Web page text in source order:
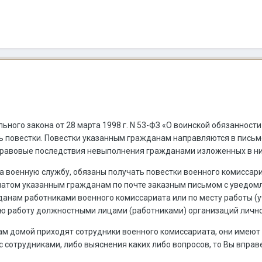
закона от 28 марта 1998 г. N 53-ФЗ «О воинской
повестки. Повестки указанным гражданам направляются в
последствия невыполнения гражданами изложенных в
службу, обязаны получать повестки военного
указанным гражданам по почте заказным письмом с
работниками военного комиссариата или по месту работы
работу должностными лицами (работниками) организаций
домой приходят сотрудники военного комиссариата, они
сотрудниками, либо выяснения каких либо вопросов, то Вы